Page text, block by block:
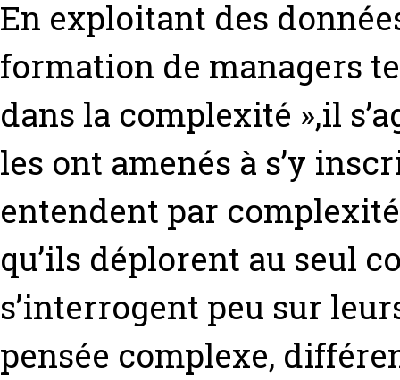
En exploitant des
formation de managers
dans la complexité »,il
les ont amenés à s’y
entendent par
qu’ils déplorent au seul
s’interrogent peu sur
pensée complexe,